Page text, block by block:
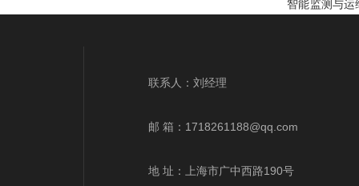
智能监测与运维
上一篇 :
联系人：刘经理
邮 箱： 1718261188@qq.com
地 址：上海市广中西路190号